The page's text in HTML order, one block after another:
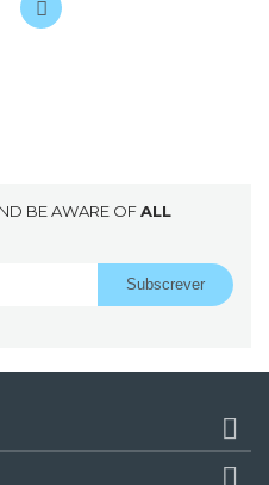
BE AWARE OFALL

